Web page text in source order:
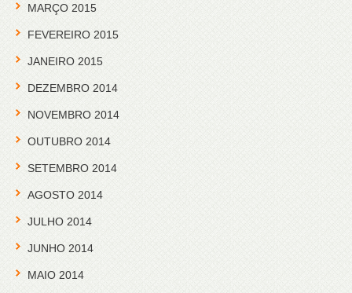
MARÇO 2015
FEVEREIRO 2015
JANEIRO 2015
DEZEMBRO 2014
NOVEMBRO 2014
OUTUBRO 2014
SETEMBRO 2014
AGOSTO 2014
JULHO 2014
JUNHO 2014
MAIO 2014